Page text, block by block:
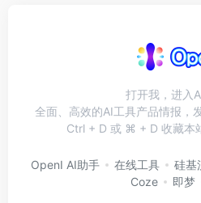
打开我，进入
全面、高效的AI工具产品情报，
Ctrl + D 或 ⌘ + D 收藏本
OpenI AI助手 在线工具 硅基
Coze
即梦